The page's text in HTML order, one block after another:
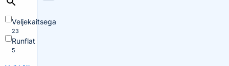
Veljekaitsega
23
Runflat
5